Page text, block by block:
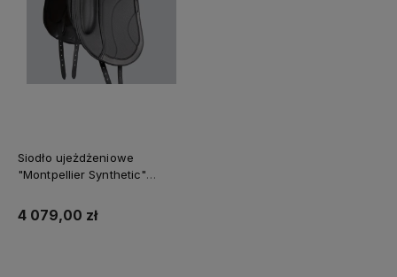
Siodło ujeżdżeniowe
"Montpellier Synthetic"
4 079,00 zł